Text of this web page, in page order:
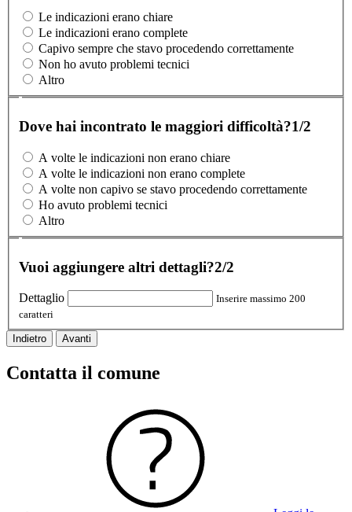
Le indicazioni erano chiare
Le indicazioni erano complete
Capivo sempre che stavo procedendo correttamente
Non ho avuto problemi tecnici
Altro
Dove hai incontrato le maggiori difficoltà?1/2
A volte le indicazioni non erano chiare
A volte le indicazioni non erano complete
A volte non capivo se stavo procedendo correttamente
Ho avuto problemi tecnici
Altro
Vuoi aggiungere altri dettagli?2/2
Dettaglio
Inserire massimo 200
caratteri
Indietro Avanti
Contatta il comune